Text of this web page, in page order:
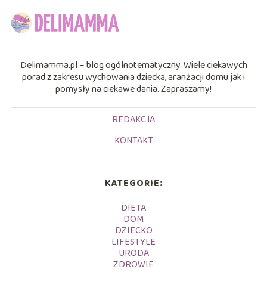
Delimamma.pl – blog ogólnotematyczny. Wiele ciekawych
porad z zakresu wychowania dziecka, aranżacji domu jak i
pomysły na ciekawe dania. Zapraszamy!
REDAKCJA
KONTAKT
KATEGORIE:
DIETA
DOM
DZIECKO
LIFESTYLE
URODA
ZDROWIE